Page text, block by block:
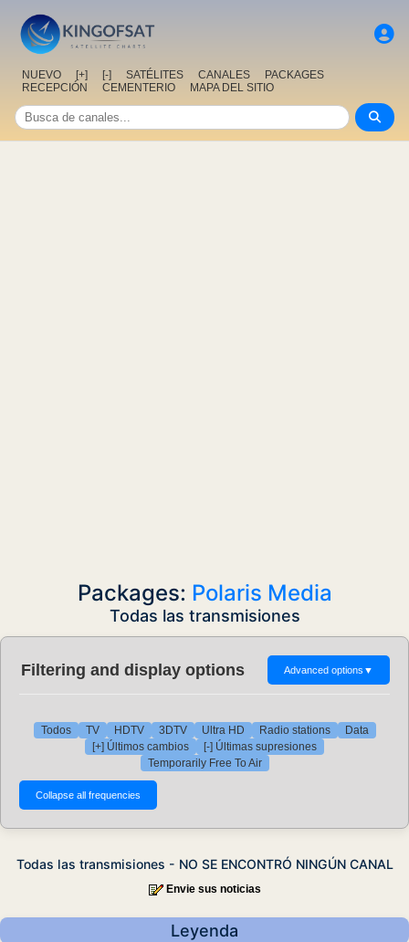
NUEVO [+] [-] SATÉLITES CANALES
PACKAGES
RECEPCIÓN
CEMENTERIO MAPA DEL SITIO
Packages: Polaris Media
Todas las transmisiones
Filtering and display options Advanced options ▼
Todos TV HDTV 3DTV Ultra HD Radio stations
Data
[+] Últimos cambios
[-] Últimas supresiones
Temporarily Free To Air
Todas las transmisiones - NO SE ENCONTRÓ NINGÚN CANAL
Envie sus noticias
Leyenda